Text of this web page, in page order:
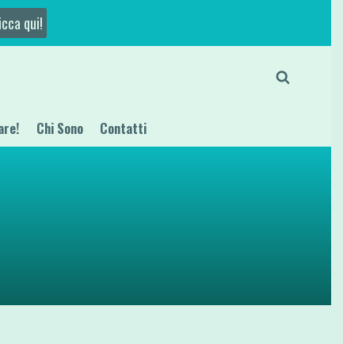
qui!
Chi Sono Contatti